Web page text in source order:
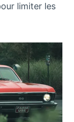
limiter les